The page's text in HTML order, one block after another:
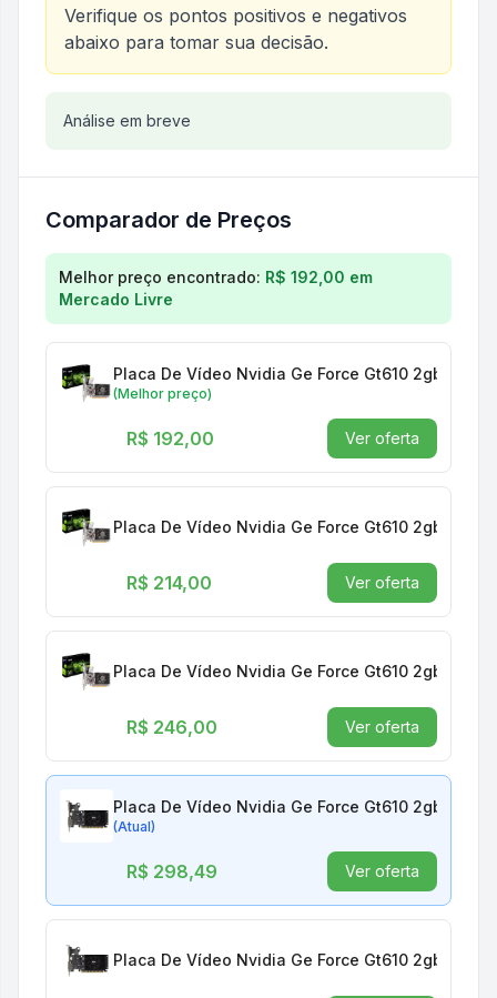
Verifique os pontos positivos e negativos
abaixo para tomar sua decisão.
Análise do produto
Análise em breve
Comparador de Preços
Comparação de preços paraPlaca De Vídeo
Melhor preço encontrado: R$ 192,00 em
Mercado Livre
Placa De Vídeo Nvidia Ge Force Gt610 2gb Ddr3
(Melhor preço)
R$ 192,00 Ver oferta
Placa De Vídeo Nvidia Ge Force Gt610 2gb Ddr3
R$ 214,00 Ver oferta
Placa De Vídeo Nvidia Ge Force Gt610 2gb Ddr3
R$ 246,00 Ver oferta
Placa De Vídeo Nvidia Ge Force Gt610 2gb Ddr3
(Atual)
R$ 298,49 Ver oferta
Placa De Vídeo Nvidia Ge Force Gt610 2gb Ddr3